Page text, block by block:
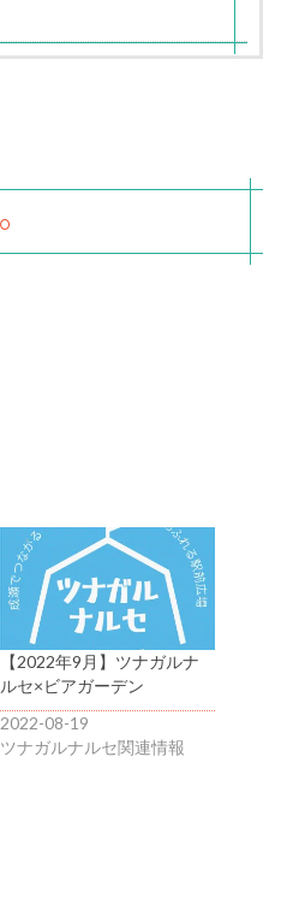
【2022年9月】ツナガルナ
ルセ×ビアガーデン
2022-08-19
ツナガルナルセ関連情報